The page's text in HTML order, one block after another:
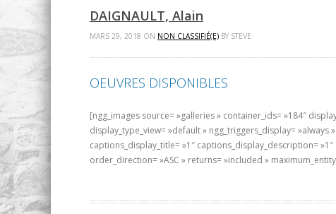
DAIGNAULT, Alain
MARS 29, 2018 ON NON CLASSIFIÉ(E) BY STEVE
OEUVRES DISPONIBLES
[ngg_images source= »galleries » container_ids= »184″
display_type_view= »default » ngg_triggers_display= »always
captions_display_title= »1″ captions_display_description=
order_direction= »ASC » returns= »included »